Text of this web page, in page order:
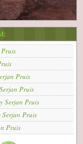
Pruis
Serjan Pruis
Serjan Pruis
Serjan Pruis
Pruis